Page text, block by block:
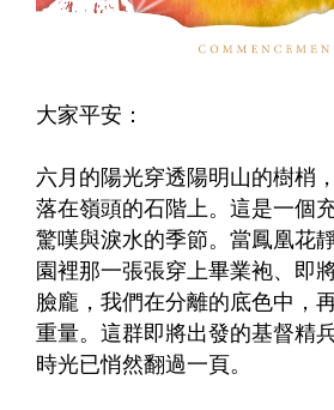
大家平安：
六月的陽光穿透陽明山的樹梢
落在嶺頭的石階上。這是一個
驚嘆與淚水的季節。當鳳凰花
園裡那一張張穿上畢業袍、即
臉龐，我們在分離的底色中，
重量。這群即將出發的基督精
時光已悄然翻過一頁。